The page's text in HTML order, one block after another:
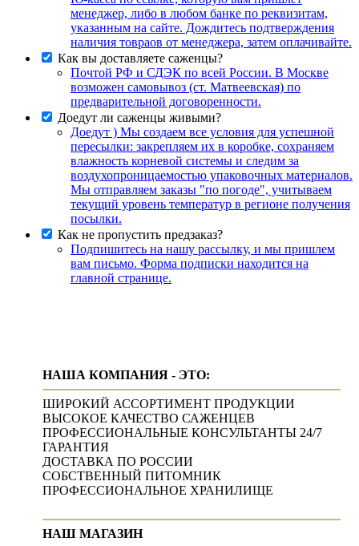
менеджер, либо в любом банке по реквизитам,
указанным на сайте. Дождитесь подтверждения
наличия товраов от менеджера, затем оплачивайте.
Как вы доставляете саженцы?
Почтой РФ и СДЭК по всей России. В Москве
возможен самовывоз (ст. Матвеевская) по
предварительной договоренности.
Доедут ли саженцы живыми?
Доедут ) Мы создаем все условия для успешной
пересылки: закрепляем их в коробке, сохраняем
влажность корневой системы и следим за
воздухопроницаемостью упаковочных материалов.
Мы отправляем заказы "по погоде", учитываем
текущий уровень температур в регионе получения
посылки.
Как не пропустить предзаказ?
Подпишитесь на нашу рассылку, и мы пришлем
вам письмо. Форма подписки находится на
главной странице.
НАША КОМПАНИЯ - ЭТО:
ШИРОКИЙ АССОРТИМЕНТ ПРОДУКЦИИ
ВЫСОКОЕ КАЧЕСТВО САЖЕНЦЕВ
ПРОФЕССИОНАЛЬНЫЕ КОНСУЛЬТАНТЫ 24/7
ГАРАНТИЯ
ДОСТАВКА ПО РОССИИ
СОБСТВЕННЫЙ ПИТОМНИК
ПРОФЕССИОНАЛЬНОЕ ХРАНИЛИЩЕ
НАШ МАГАЗИН